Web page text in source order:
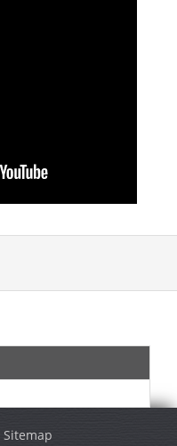
Sitemap
Rechte vorbehalten.